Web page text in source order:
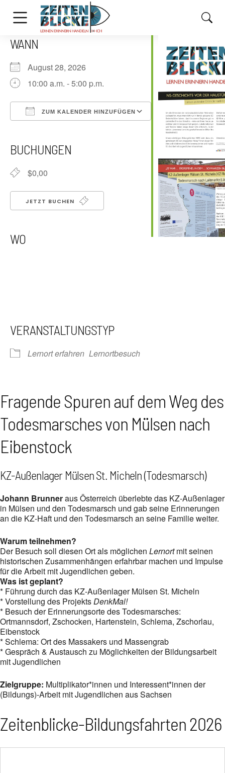
WANN
August 28, 2026
10:00 a.m. - 5:00 p.m.
ZUM KALENDER HINZUFÜGEN
Outlook Live
BUCHUNGEN
$0,00
JETZT BUCHEN
WO
VERANSTALTUNGSTYP
Lernort erfahren Lernortbesuch
Fragende Spuren auf dem Weg des
Todesmarsches von Mülsen nach
Eibenstock
KZ-Außenlager Mülsen St. Micheln (Todesmarsch)
Johann Brunneraus Österreich überlebte das KZ-Außenlager
in Mülsen und den Todesmarsch und gab seine Erinnerungen
an die KZ-Haft und den Todesmarsch an seine Familie weiter.
Warum teilnehmen?
Der Besuch soll diesen Ort als möglichen Lernortmit seinen
historischen Zusammenhängen erfahrbar machen und Impulse
für die Arbeit mit Jugendlichen geben.
Was ist geplant?
* Führung durch das KZ‑Außenlager Mülsen St. Micheln
* Vorstellung des ProjektsDenkMal!
* Besuch der Erinnerungsorte des Todesmarsches:
Ortmannsdorf, Zschocken, Hartenstein, Schlema, Zschorlau,
Eibenstock
* Schlema: Ort des Massakers und Massengrab
* Gespräch & Austausch zu Möglichkeiten der Bildungsarbeit
mit Jugendlichen
Zielgruppe: Multiplikator*innen und Interessent*innen der
(Bildungs)-Arbeit mit Jugendlichen aus Sachsen
Zeitenblicke-Bildungsfahrten 2026